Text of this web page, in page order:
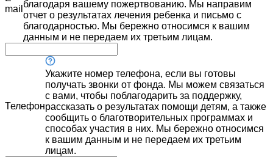
mail благодаря вашему пожертвованию. Мы направим
отчет о результатах лечения ребенка и письмо с
благодарностью. Мы бережно относимся к вашим
данным и не передаем их третьим лицам.
Телефон
Укажите номер телефона, если вы готовы
получать звонки от фонда. Мы можем связаться
с вами, чтобы поблагодарить за поддержку,
рассказать о результатах помощи детям, а также
сообщить о благотворительных программах и
способах участия в них. Мы бережно относимся
к вашим данным и не передаем их третьим
лицам.